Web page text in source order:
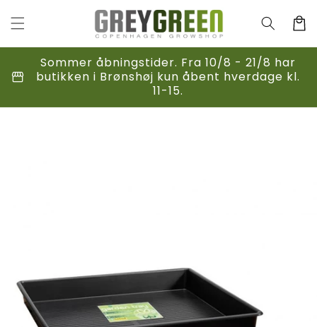
indhold
storefront
Sommer åbningstider. Fra 10/8 - 21/8 har
butikken i Brønshøj kun åbent hverdage kl.
11-15.